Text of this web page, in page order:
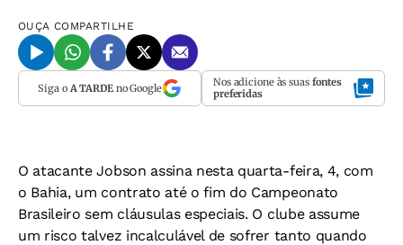
OUÇA COMPARTILHE
Siga o A TARDEno Google Nos adicione às suas fontes
preferidas
O atacante Jobson assina nesta quarta-feira, 4, com
o Bahia, um contrato até o fim do Campeonato
Brasileiro sem cláusulas especiais. O clube assume
um risco talvez incalculável de sofrer tanto quando